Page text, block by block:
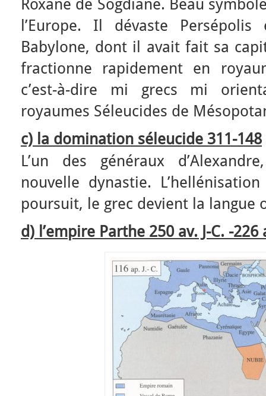
Roxane de Sogdiane. Beau
l’Europe. Il dévaste
Babylone, dont il avait fait sa
fractionne rapidement en
c’est-à-dire mi grecs mi
royaumes Séleucides de
c) la domination séleucide 311-148
L’un des généraux
nouvelle dynastie.
poursuit, le grec devient la langue
d) l’empire Parthe 250 av. J-C. -226